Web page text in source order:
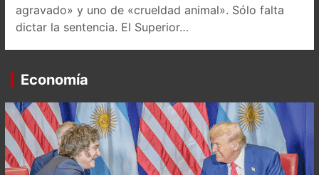
agravado» y uno de «crueldad animal». Sólo falta
dictar la sentencia. El Superior…
Economía